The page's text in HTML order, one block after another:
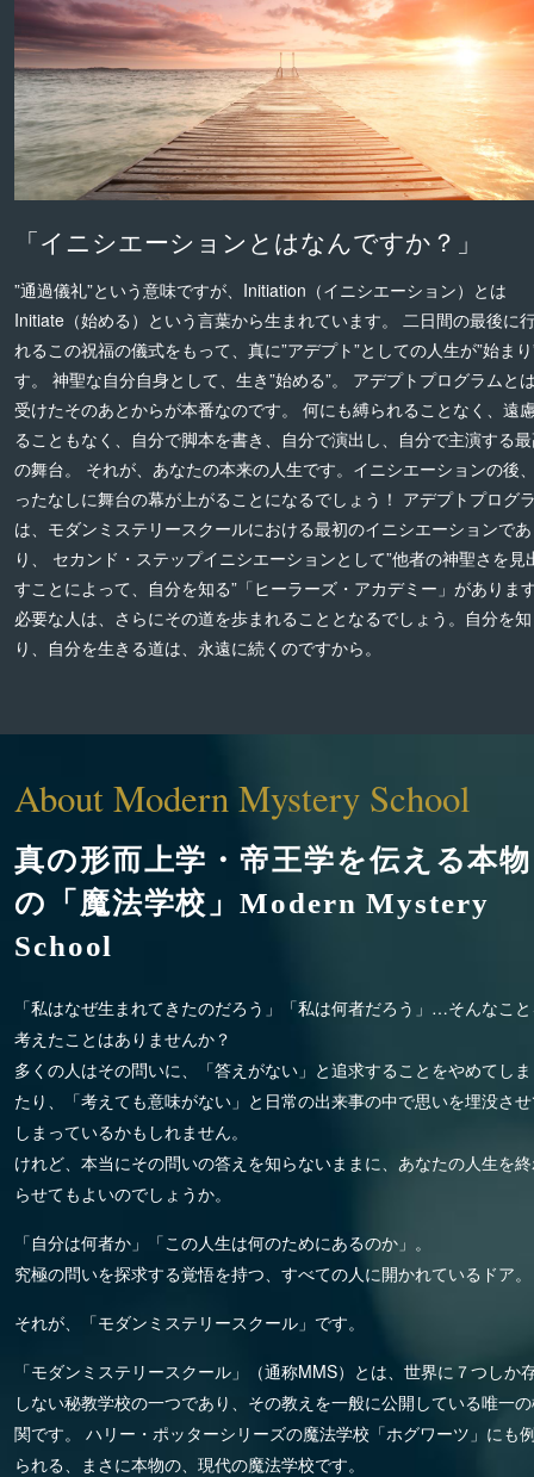
「イニシエーションとはなんですか？」
”通過儀礼”という意味ですが、Initiation（イニシエーション）とは
Initiate（始める）という言葉から生まれています。 二日間の最後に
れるこの祝福の儀式をもって、真に”アデプト”としての人生が”始ま
す。 神聖な自分自身として、生き”始める”。 アデプトプログラムと
受けたそのあとからが本番なのです。 何にも縛られることなく、遠
ることもなく、自分で脚本を書き、自分で演出し、自分で主演する
の舞台。 それが、あなたの本来の人生です。イニシエーションの後
ったなしに舞台の幕が上がることになるでしょう！ アデプトプログ
は、モダンミステリースクールにおける最初のイニシエーションであ
り、 セカンド・ステップイニシエーションとして”他者の神聖さを見
すことによって、自分を知る”「ヒーラーズ・アカデミー」がありま
必要な人は、さらにその道を歩まれることとなるでしょう。自分を知
り、自分を生きる道は、永遠に続くのですから。
About Modern Mystery School
真の形而上学・帝王学を伝える本物
の「魔法学校」Modern Mystery
School
「私はなぜ生まれてきたのだろう」「私は何者だろう」…そんなこ
考えたことはありませんか？
多くの人はその問いに、「答えがない」と追求することをやめてし
たり、「考えても意味がない」と日常の出来事の中で思いを埋没さ
しまっているかもしれません。
けれど、本当にその問いの答えを知らないままに、あなたの人生を
らせてもよいのでしょうか。
「自分は何者か」「この人生は何のためにあるのか」。
究極の問いを探求する覚悟を持つ、すべての人に開かれているドア。
それが、「モダンミステリースクール」です。
「モダンミステリースクール」（通称MMS）とは、世界に７つしか
しない秘教学校の一つであり、その教えを一般に公開している唯一
関です。 ハリー・ポッターシリーズの魔法学校「ホグワーツ」にも
られる、まさに本物の、現代の魔法学校です。